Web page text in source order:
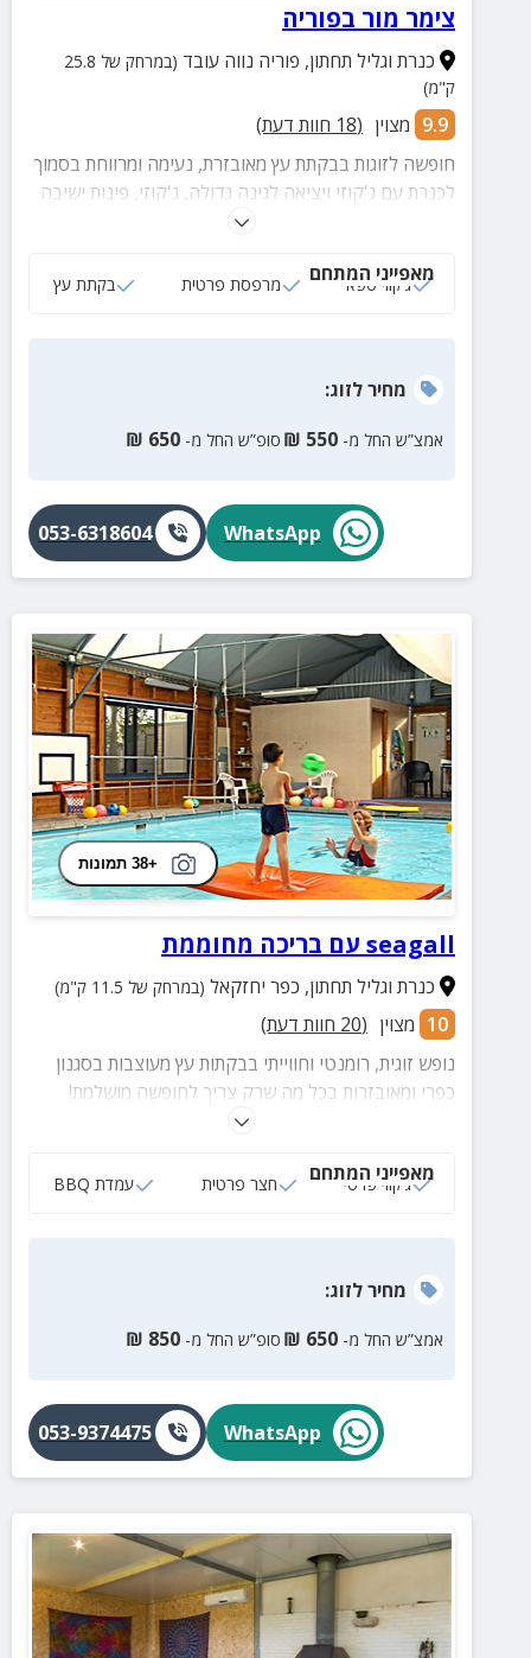
צימר מור בפוריה
כנרת וגליל תחתון, פוריה נווה עובד
(במרחק של 25.8
ק"מ)
9.9 מצוין (
18 חוות דעת)
חופשה לזוגות בבקתת עץ מאובזרת, נעימה ומרווחת בסמוך
לכנרת עם ג'קוזי ויציאה לגינה גדולה, ג'קוזי, פינות ישיבה
ועמדת ברביקיו. הבקתה שקטה ומבודדת המבטיחה
מאפייני המתחם
ג‘קוזי ספא מרפסת פרטית בקתת עץ
מחירלזוג:
אמצ”ש החל מ- 550
₪ סופ”ש החל מ- 650
₪
WhatsApp
053-6318604
+38 תמונות
seagall עם בריכה מחוממת
כנרת וגליל תחתון, כפר יחזקאל (במרחק של 11.5 ק"מ)
10 מצוין (
20 חוות דעת)
נופש זוגית, רומנטי וחווייתי בבקתות עץ מעוצבות בסגנון
כפרי ומאובזרות בכל מה שרק צריך לחופשה מושלמת!
מיטה זוגית איכותית, ג'קוזי, בריכה מחוממת במתחם אשר
מאפייני המתחם
ג‘קוזי פרטי חצר פרטית עמדת BBQ
מחירלזוג:
אמצ”ש החל מ- 650
₪ סופ”ש החל מ- 850
₪
WhatsApp
053-9374475